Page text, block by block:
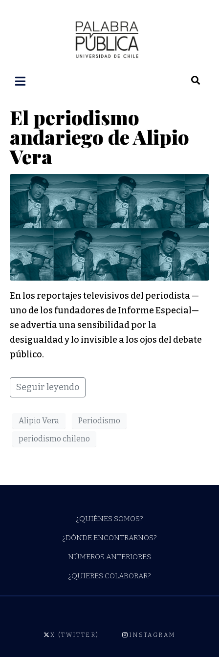
El periodismo
andariego de Alipio
Vera
En los reportajes televisivos del periodista —
uno de los fundadores de Informe Especial—
se advertía una sensibilidad por la
desigualdad y lo invisible a los ojos del debate
público.
Seguir leyendo
Alipio Vera
Periodismo
periodismo chileno
¿QUIÉNES SOMOS?
¿DÓNDE ENCONTRARNOS?
NÚMEROS ANTERIORES
¿QUIERES COLABORAR?
X (TWITTER) INSTAGRAM